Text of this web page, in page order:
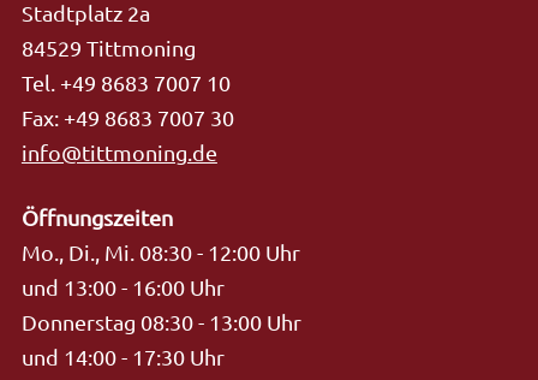
Stadtplatz 2a
84529 Tittmoning
Tel. +49 8683 7007 10
Fax: +49 8683 7007 30
info@tittmoning.de
Öffnungszeiten
Mo., Di., Mi. 08:30 - 12:00 Uhr
und 13:00 - 16:00 Uhr
Donnerstag 08:30 - 13:00 Uhr
und 14:00 - 17:30 Uhr